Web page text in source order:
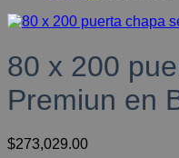
80 x 200
Premiun en
$273,029.00